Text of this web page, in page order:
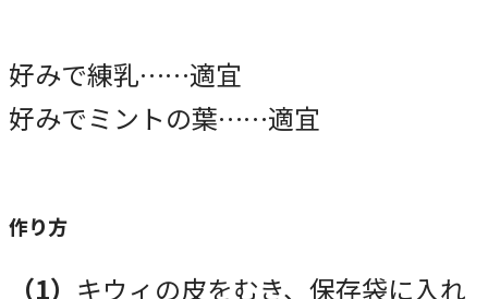
好みで練乳……適宜
好みでミントの葉……適宜
作り方
（1） キウィの皮をむき、保存袋に入れ